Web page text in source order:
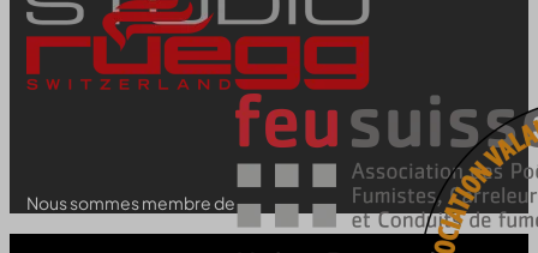
Nous sommes membre de